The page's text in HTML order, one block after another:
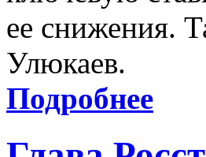
ее снижения.
Улюкаев.
Подробнее